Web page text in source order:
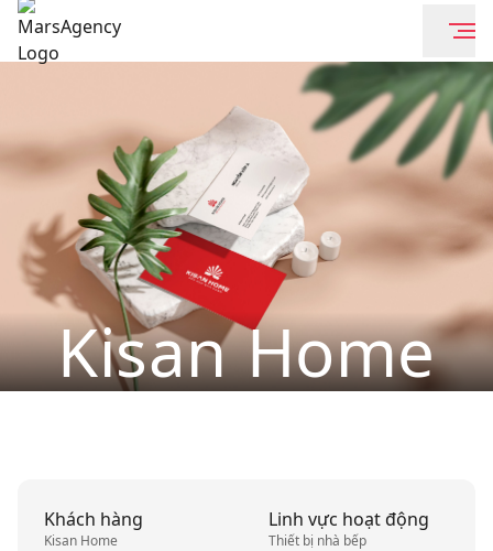
Kisan Home
Khách hàng
Kisan Home
Linh vực hoạt động
Thiết bị nhà bếp